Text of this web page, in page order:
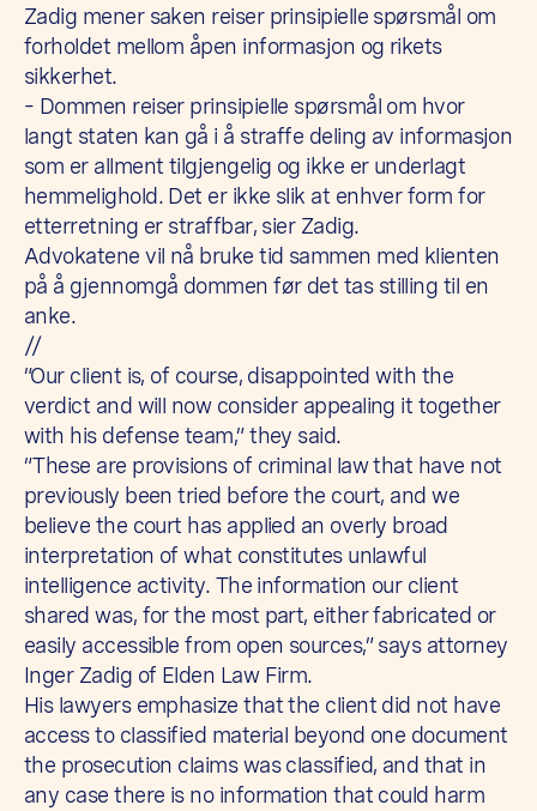
Zadig mener saken reiser prinsipielle spørsmål om
forholdet mellom åpen informasjon og rikets
sikkerhet.
– Dommen reiser prinsipielle spørsmål om hvor
langt staten kan gå i å straffe deling av informasjon
som er allment tilgjengelig og ikke er underlagt
hemmelighold. Det er ikke slik at enhver form for
etterretning er straffbar, sier Zadig.
Advokatene vil nå bruke tid sammen med klienten
på å gjennomgå dommen før det tas stilling til en
anke.
//
“Our client is, of course, disappointed with the
verdict and will now consider appealing it together
with his defense team,” they said.
“These are provisions of criminal law that have not
previously been tried before the court, and we
believe the court has applied an overly broad
interpretation of what constitutes unlawful
intelligence activity. The information our client
shared was, for the most part, either fabricated or
easily accessible from open sources,” says attorney
Inger Zadig of Elden Law Firm.
His lawyers emphasize that the client did not have
access to classified material beyond one document
the prosecution claims was classified, and that in
any case there is no information that could harm